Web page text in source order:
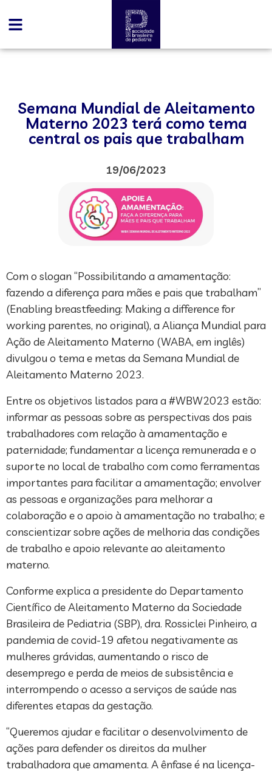
Semana Mundial de Aleitamento
Materno 2023 terá como tema
central os pais que trabalham
19/06/2023
Com o slogan “Possibilitando a amamentação:
fazendo a diferença para mães e pais que trabalham”
(Enabling breastfeeding: Making a difference for
working parentes, no original), a Aliança Mundial para
Ação de Aleitamento Materno (WABA, em inglês)
divulgou o tema e metas da Semana Mundial de
Aleitamento Materno 2023.
Entre os objetivos listados para a #WBW2023 estão:
informar as pessoas sobre as perspectivas dos pais
trabalhadores com relação à amamentação e
paternidade; fundamentar a licença remunerada e o
suporte no local de trabalho com como ferramentas
importantes para facilitar a amamentação; envolver
as pessoas e organizações para melhorar a
colaboração e o apoio à amamentação no trabalho; e
conscientizar sobre ações de melhoria das condições
de trabalho e apoio relevante ao aleitamento
materno.
Conforme explica a presidente do Departamento
Científico de Aleitamento Materno da Sociedade
Brasileira de Pediatria (SBP), dra. Rossiclei Pinheiro, a
pandemia de covid-19 afetou negativamente as
mulheres grávidas, aumentando o risco de
desemprego e perda de meios de subsistência e
interrompendo o acesso a serviços de saúde nas
diferentes etapas da gestação.
“Queremos ajudar e facilitar o desenvolvimento de
ações para defender os direitos da mulher
trabalhadora que amamenta. A ênfase é na licença-